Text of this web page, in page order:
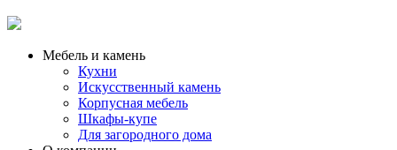
Мебель и камень
Кухни
Искусственный камень
Корпусная мебель
Шкафы-купе
Для загородного дома